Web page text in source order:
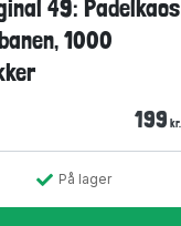
49: Padelkaos
1000
199 kr.
På lager